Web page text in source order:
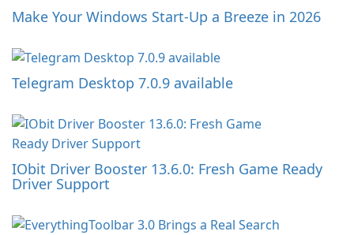
Make Your Windows Start-Up a Breeze in 2026
Telegram Desktop 7.0.9 available
IObit Driver Booster 13.6.0: Fresh Game Ready
Driver Support